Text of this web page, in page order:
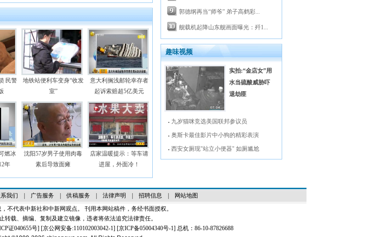
民警
地铁站便利车变身“收发
室”
意大利搁浅邮轮幸存者
起诉索赔超5亿美元
燃冰
年
沈阳57岁男子使用肉毒
素后导致面瘫
店家温暖提示：等车请
进屋，外面冷！
郭德纲再当“师爷” 弟子高鹤彩...
舰载机起降山东舰画面曝光：歼1...
趣味视频
实拍:“金店女”用
水当硫酸威胁吓
退劫匪
九岁猫咪竞选美国联邦参议员
奥斯卡最佳影片中小狗的精彩表演
西安女厕现"站立小便器" 如厕尴尬
我们 广告服务|供稿服务| 法律声明 招聘信息
网站地图
不代表中新社和中新网观点。 刊用本网站稿件，务经书面授权。
转载、摘编、复制及建立镜像，违者将依法追究法律责任。
证040655号] [京公网安备:110102003042-1] [京ICP备05004340号-1] 总机：86-10-87826688